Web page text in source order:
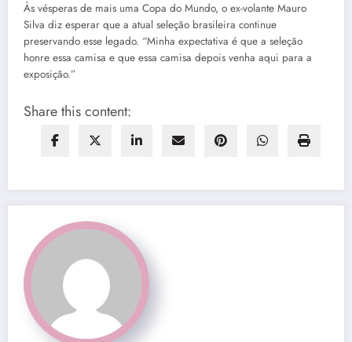
Às vésperas de mais uma Copa do Mundo, o ex-volante Mauro
Silva diz esperar que a atual seleção brasileira continue
preservando esse legado. “Minha expectativa é que a seleção
honre essa camisa e que essa camisa depois venha aqui para a
exposição.”
Share this content: